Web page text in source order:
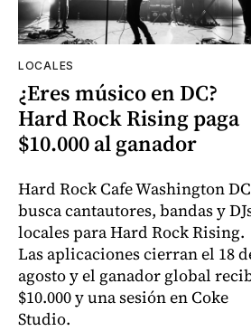
LOCALES
¿Eres músico en DC?
Hard Rock Rising paga
$10.000 al ganador
Hard Rock Cafe Washington DC
busca cantautores, bandas y
locales para Hard Rock Rising.
Las aplicaciones cierran el 18
agosto y el ganador global
$10.000 y una sesión en Coke
Studio.